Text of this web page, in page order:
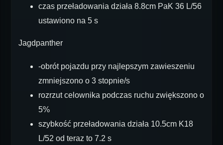
czas przeładowania działa 8.8cm PaK 36 L/56
ustawiono na 5 s
Jagdpanther
-obrót pojazdu przy najlepszym zawieszeniu
zmniejszono o 3 stopnie/s
rozrzut celownika podczas ruchu zwiększono o
5%
szybkość przeładowania działa 10.5cm K18
L/52 od teraz to 7.2 s